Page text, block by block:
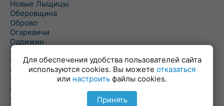
Новые Лыщицы
Оберовщина
Оброво
Огаревичи
Одрижин
Оздамичи
Озяты
Олтуш
Ольманы
Ольпень
Ольшаны
Для обеспечения удобства пользователей сайта
используются cookies. Вы можете отказаться
или настроить файлы cookies.
Принять